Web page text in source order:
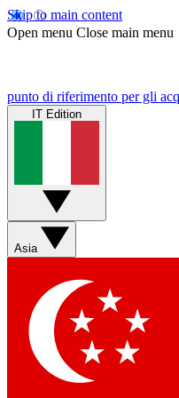
Skip to main content
Open menu Close main menu
punto di riferimento per gli
IT Edition
Asia